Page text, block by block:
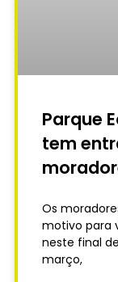
Parque
tem
Os
motivo para
neste final
março,